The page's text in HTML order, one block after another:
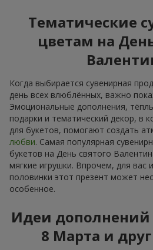
Тематические
цветам на
Когда выбирается сувенирная
день всех влюблённых, важно
Эмоциональные дополнения,
подарки и тематический декор, в
для букетов, помогают создать
любви. Самая популярная
букетов на День святого
мягкие игрушки. Впрочем, для вас
половинки этот презент может
особенное.
Идеи дополнений
8 Марта и